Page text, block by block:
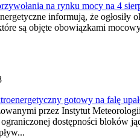
na rynku mocy na 4
informują, że ogłosiły
są objęte obowiązkami
gotowy na falę
przez Instytut
dostępności bloków